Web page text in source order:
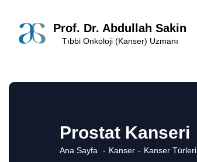
Prof. Dr. Abdullah Sakin
Tıbbi Onkoloji (Kanser) Uzmanı
Prostat Kanseri
Ana Sayfa Kanser Kanser Türleri